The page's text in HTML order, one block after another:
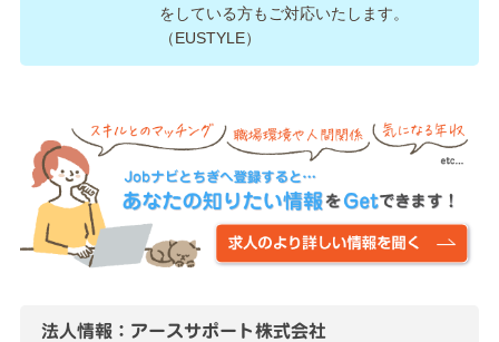
をしている方もご対応いたします。
（EUSTYLE）
法人情報：アースサポート株式会社